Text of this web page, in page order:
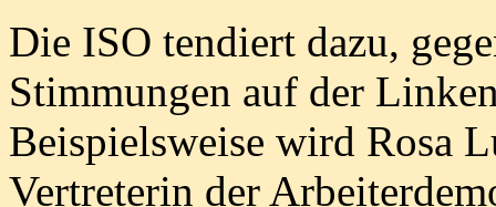
Die ISO tendiert dazu,
Stimmungen auf der
Beispielsweise wird Rosa
Vertreterin der